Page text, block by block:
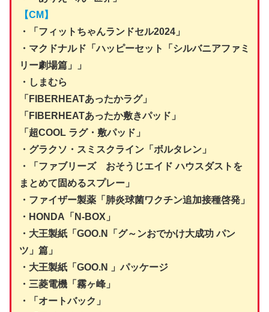
【CM】
・「フィットちゃんランドセル2024」
・マクドナルド「ハッピーセット「シルバニアファミ
リー劇場篇」」
・しまむら
「FIBERHEATあったかラグ」
「FIBERHEATあったか敷きパッド」
「超COOL ラグ・敷パッド」
・グラクソ・スミスクライン「ボルタレン」
・「ファブリーズ おそうじエイド ハウスダストを
まとめて固めるスプレー」
・ファイザー製薬「肺炎球菌ワクチン追加接種啓発」
・HONDA「N-BOX」
・大王製紙「GOO.N「グ～ンおでかけ大成功 パン
ツ」篇」
・大王製紙「GOO.N 」パッケージ
・三菱電機「霧ヶ峰」
・「オートバック」